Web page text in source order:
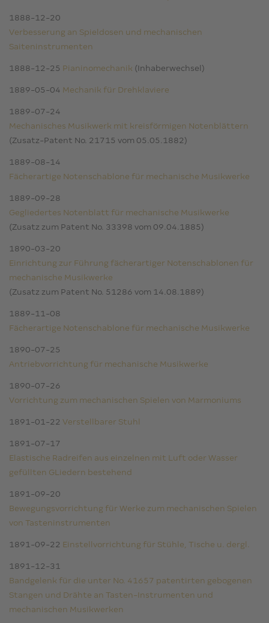
1888-12-20
Verbesserung an Spieldosen und mechanischen
Saiteninstrumenten
1888-12-25 Pianinomechanik (Inhaberwechsel)
1889-05-04 Mechanik für Drehklaviere
1889-07-24
Mechanisches Musikwerk mit kreisförmigen Notenblättern
(Zusatz-Patent No. 21715 vom 05.05.1882)
1889-08-14
Fächerartige Notenschablone für mechanische Musikwerke
1889-09-28
Gegliedertes Notenblatt für mechanische Musikwerke
(Zusatz zum Patent No. 33398 vom 09.04.1885)
1890-03-20
Einrichtung zur Führung fächerartiger Notenschablonen für
mechanische Musikwerke
(Zusatz zum Patent No. 51286 vom 14.08.1889)
1889-11-08
Fächerartige Notenschablone für mechanische Musikwerke
1890-07-25
Antriebvorrichtung für mechanische Musikwerke
1890-07-26
Vorrichtung zum mechanischen Spielen von Marmoniums
1891-01-22 Verstellbarer Stuhl
1891-07-17
Elastische Radreifen aus einzelnen mit Luft oder Wasser
gefüllten GLiedern bestehend
1891-09-20
Bewegungsvorrichtung für Werke zum mechanischen Spielen
von Tasteninstrumenten
1891-09-22 Einstellvorrichtung für Stühle, Tische u. dergl.
1891-12-31
Bandgelenk für die unter No. 41657 patentirten gebogenen
Stangen und Drähte an Tasten-Instrumenten und
mechanischen Musikwerken